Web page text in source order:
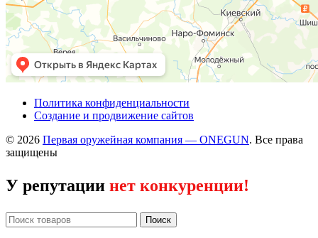
Политика конфиденциальности
Создание и продвижение сайтов
© 2026 Первая оружейная компания — ONEGUN. Все права
защищены
У репутации нет конкуренции!
Поиск